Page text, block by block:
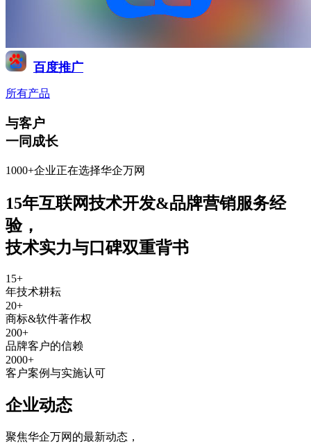
百度推广
所有产品
与客户
一同成长
1000+企业正在选择华企万网
15年互联网技术开发&品牌营销服务经
验，
技术实力与口碑双重背书
15+
年技术耕耘
20+
商标&软件著作权
200+
品牌客户的信赖
2000+
客户案例与实施认可
企业动态
聚焦华企万网的最新动态 ，